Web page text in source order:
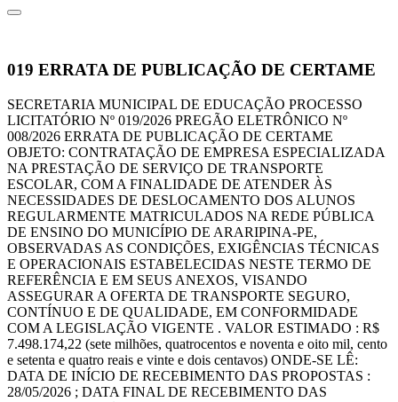
019 ERRATA DE PUBLICAÇÃO DE CERTAME
SECRETARIA MUNICIPAL DE EDUCAÇÃO PROCESSO
LICITATÓRIO Nº 019/2026 PREGÃO ELETRÔNICO Nº
008/2026 ERRATA DE PUBLICAÇÃO DE CERTAME
OBJETO: CONTRATAÇÃO DE EMPRESA ESPECIALIZADA
NA PRESTAÇÃO DE SERVIÇO DE TRANSPORTE
ESCOLAR, COM A FINALIDADE DE ATENDER ÀS
NECESSIDADES DE DESLOCAMENTO DOS ALUNOS
REGULARMENTE MATRICULADOS NA REDE PÚBLICA
DE ENSINO DO MUNICÍPIO DE ARARIPINA-PE,
OBSERVADAS AS CONDIÇÕES, EXIGÊNCIAS TÉCNICAS
E OPERACIONAIS ESTABELECIDAS NESTE TERMO DE
REFERÊNCIA E EM SEUS ANEXOS, VISANDO
ASSEGURAR A OFERTA DE TRANSPORTE SEGURO,
CONTÍNUO E DE QUALIDADE, EM CONFORMIDADE
COM A LEGISLAÇÃO VIGENTE . VALOR ESTIMADO : R$
7.498.174,22 (sete milhões, quatrocentos e noventa e oito mil, cento
e setenta e quatro reais e vinte e dois centavos) ONDE-SE LÊ:
DATA DE INÍCIO DE RECEBIMENTO DAS PROPOSTAS :
28/05/2026 ; DATA FINAL DE RECEBIMENTO DAS